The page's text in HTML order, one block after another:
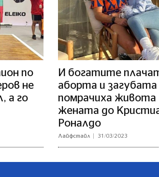
по
не
а го
И богатите
аборта и
помрачиха живота
жената до
Роналдо
Лайфстайл 31/03/2023